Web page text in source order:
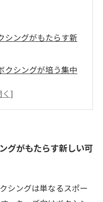
シングがもたらす新
クシングが培う集中
ボクシングコミュニ
ズ向けボクシング
しいスポーツの魅力
グがもたらす新しい可
シングは単なるスポー